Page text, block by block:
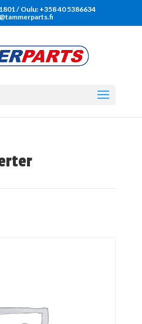
/ Oulu: +358 40 5386634